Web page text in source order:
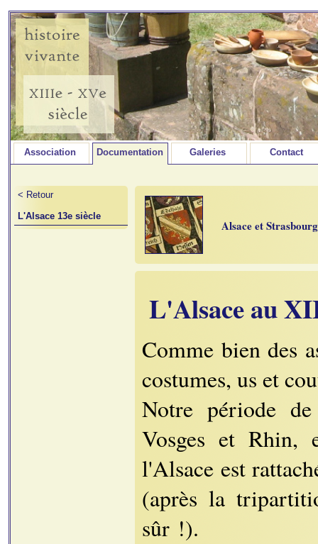
Association Documentation Galeries Contact
< Retour
L'Alsace 13e siècle
Alsace et
L'Alsace au
Comme bien des
costumes, us et
Notre période
Vosges et Rhin,
l'Alsace est
(après la
sûr !).